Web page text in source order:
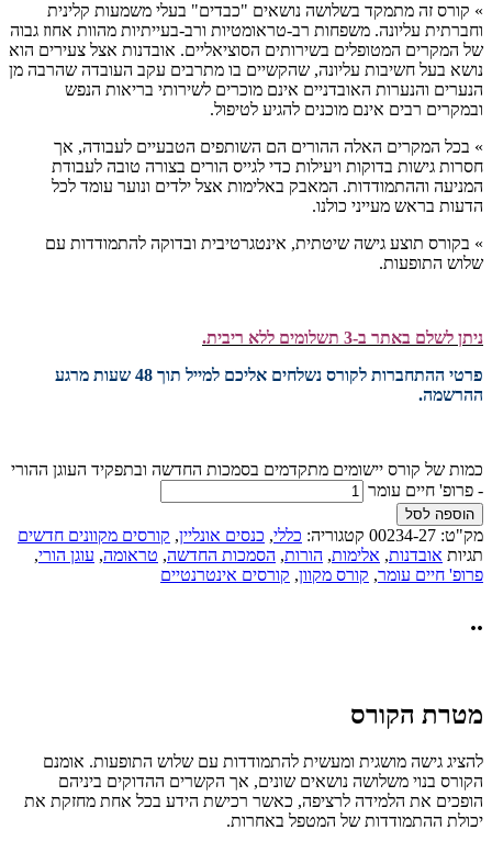
» קורס זה מתמקד בשלושה נושאים "כבדים" בעלי משמעות קלינית
וחברתית עליונה. משפחות רב-טראומטיות ורב-בעייתיות מהוות אחוז גבוה
של המקרים המטופלים בשירותים הסוציאליים. אובדנות אצל צעירים הוא
נושא בעל חשיבות עליונה, שהקשיים בו מתרבים עקב העובדה שהרבה מן
הנערים והנערות האובדניים אינם מוכרים לשירותי בריאות הנפש
ובמקרים רבים אינם מוכנים להגיע לטיפול.
» בכל המקרים האלה ההורים הם השותפים הטבעיים לעבודה, אך
חסרות גישות בדוקות ויעילות כדי לגייס הורים בצורה טובה לעבודת
המניעה וההתמודדות. המאבק באלימות אצל ילדים ונוער עומד לכל
הדעות בראש מעייני כולנו.
» בקורס תוצע גישה שיטתית, אינטגרטיבית ובדוקה להתמודדות עם
שלוש התופעות.
ניתן לשלם באתר ב-3 תשלומים ללא ריבית.
פרטי ההתחברות לקורס נשלחים אליכם למייל תוך 48 שעות מרגע
ההרשמה.
כמות של קורס יישומים מתקדמים בסמכות החדשה ובתפקיד העוגן ההורי
- פרופ' חיים עומר
הוספה לסל
מק"ט: 00234-27 קטגוריה: כללי, כנסים אונליין, קורסים מקוונים חדשים
תגיות אובדנות, אלימות, הורות, הסמכות החדשה, טראומה, עוגן הורי,
פרופ' חיים עומר, קורס מקוון, קורסים אינטרנטיים
..
מטרת הקורס
להציג גישה מושגית ומעשית להתמודדות עם שלוש התופעות. אומנם
הקורס בנוי משלושה נושאים שונים, אך הקשרים ההדוקים ביניהם
הופכים את הלמידה לרציפה, כאשר רכישת הידע בכל אחת מחזקת את
יכולת ההתמודדות של המטפל באחרות.